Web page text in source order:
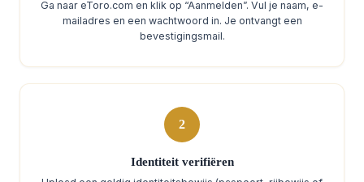
Ga naar eToro.com en klik op “Aanmelden”. Vul je naam, e-
mailadres en een wachtwoord in. Je ontvangt een
bevestigingsmail.
2
Identiteit verifiëren